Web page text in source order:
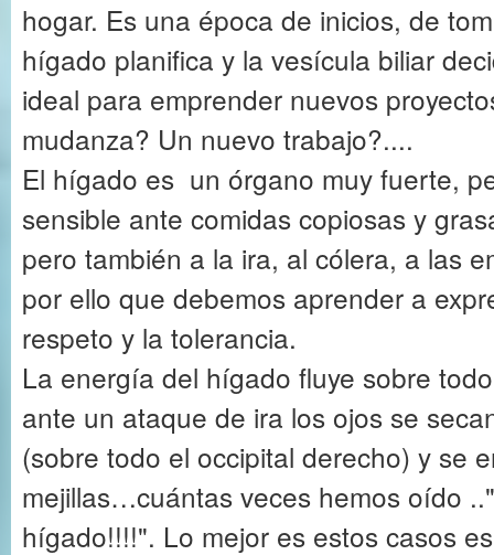
hogar. Es una época de inicios, de
hígado planifica y la vesícula biliar
ideal para emprender nuevos
mudanza? Un nuevo trabajo?....
El hígado es un órgano muy fuerte,
sensible ante comidas copiosas y
pero también a la ira, al cólera, a las
por ello que debemos aprender a
respeto y la tolerancia.
La energía del hígado fluye sobre
ante un ataque de ira los ojos se
(sobre todo el occipital derecho) y se
mejillas…cuántas veces hemos oído
hígado!!!!". Lo mejor es estos casos